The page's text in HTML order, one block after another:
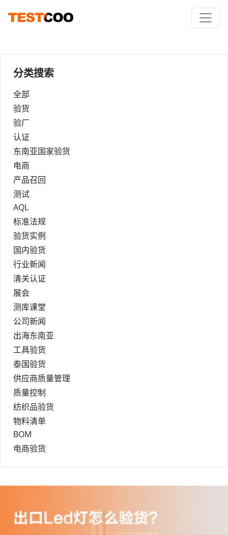
分类搜索
全部
验货
验厂
认证
东南亚国家验货
电商
产品召回
测试
AQL
标准法规
验货实例
国内验货
行业新闻
清关认证
展会
测库课堂
公司新闻
出海东南亚
工具验货
泰国验货
供应商质量管理
质量控制
纺织品验货
物料清单
BOM
电商验货